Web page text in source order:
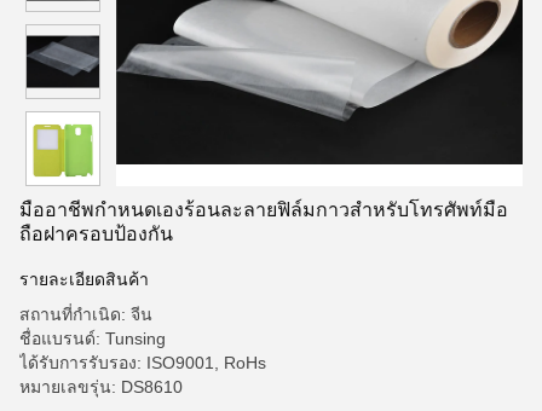
มืออาชีพกำหนดเองร้อนละลายฟิล์มกาวสำหรับโทรศัพท์มือ
ถือฝาครอบป้องกัน
รายละเอียดสินค้า
สถานที่กำเนิด: จีน
ชื่อแบรนด์: Tunsing
ได้รับการรับรอง: ISO9001, RoHs
หมายเลขรุ่น: DS8610